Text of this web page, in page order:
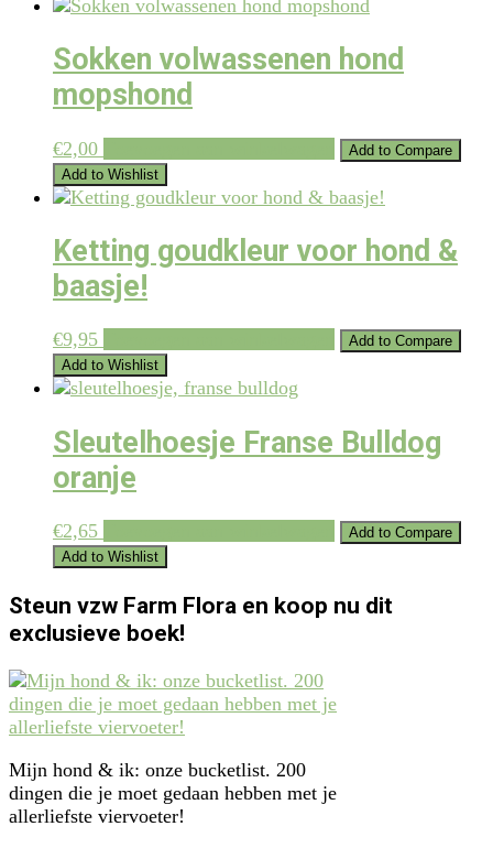
Sokken volwassenen hond
mopshond
€2,00
Add to Compare
Add to Wishlist
Ketting goudkleur voor hond &
baasje!
€9,95
Add to Compare
Add to Wishlist
Sleutelhoesje Franse Bulldog
oranje
€2,65
Add to Compare
Add to Wishlist
Steun vzw Farm Flora en koop nu dit
exclusieve boek!
Mijn hond & ik: onze bucketlist. 200
dingen die je moet gedaan hebben met je
allerliefste viervoeter!